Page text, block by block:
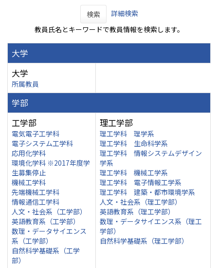
検索
詳細検索
教員氏名とキーワードで教員情報を検索します。
大学
大学
所属教員
学部
工学部
電気電子工学科
電子システム工学科
応用化学科
環境化学科 ※2017年度学
生募集停止
機械工学科
先端機械工学科
情報通信工学科
人文・社会系（工学部）
英語教育系（工学部）
数理・データサイエンス
系（工学部）
自然科学基礎系（工学
部）
理工学部
理工学科 理学系
理工学科 生命科学系
理工学科 情報システムデザイン
学系
理工学科 機械工学系
理工学科 電子情報工学系
理工学科 建築・都市環境学系
人文・社会系（理工学部）
英語教育系（理工学部）
数理・データサイエンス系（理工
学部）
自然科学基礎系（理工学部）